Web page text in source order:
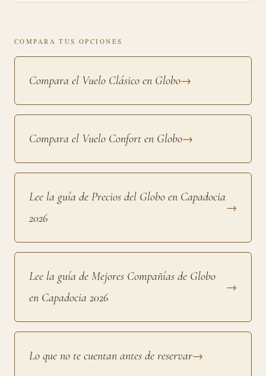
COMPARA TUS OPCIONES
Compara el Vuelo Clásico en Globo→
Compara el Vuelo Confort en Globo→
Lee la guía de Precios del Globo en Capadocia
2026
→
Lee la guía de Mejores Compañías de Globo
en Capadocia 2026
→
Lo que no te cuentan antes de reservar→